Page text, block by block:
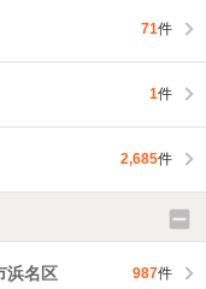
71件
1件
2,685件
浜名区 987件